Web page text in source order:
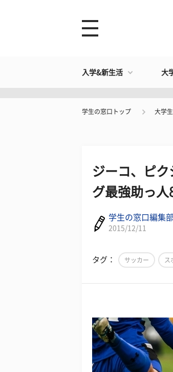
入学&新生活 大
学生の窓口トップ 大学
ジーコ、ピ
グ最強助っ人
学生の窓口編集部
2015/12/11
タグ： サッカー ス